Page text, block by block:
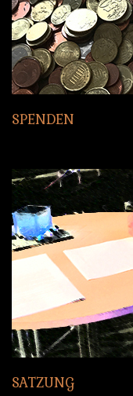
SPENDEN
SATZUNG